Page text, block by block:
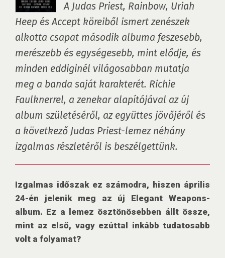
A Judas Priest, Rainbow, Uriah
Heep és Accept köreiből ismert zenészek
alkotta csapat második albuma feszesebb,
merészebb és egységesebb, mint elődje, és
minden eddiginél világosabban mutatja
meg a banda saját karakterét. Richie
Faulknerrel, a zenekar alapítójával az új
album születéséről, az együttes jövőjéről és
a következő Judas Priest-lemez néhány
izgalmas részletéről is beszélgettünk.
Izgalmas időszak ez számodra, hiszen április
24-én jelenik meg az új Elegant Weapons-
album. Ez a lemez ösztönösebben állt össze,
mint az első, vagy ezúttal inkább tudatosabb
volt a folyamat?